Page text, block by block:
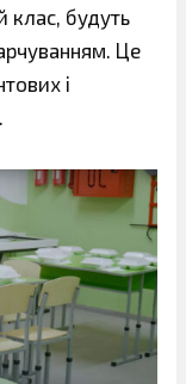
клас, будуть
Це
і